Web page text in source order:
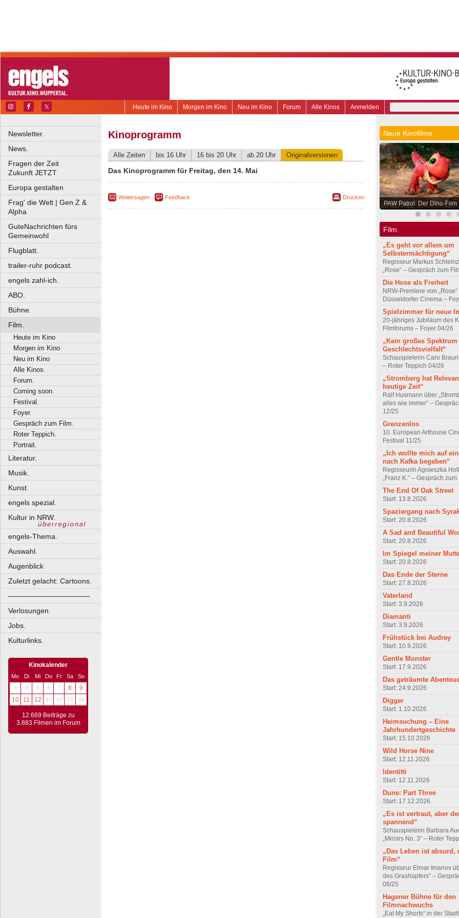
Anmelden
Alle Kinos
Forum
Neu im Kino
Morgen im Kino
Heute im Kino
Newsletter.
News.
Fragen der Zeit
Zukunft JETZT
Europa gestalten
Frag' die Welt | Gen Z &
Alpha
GuteNachrichten fürs
Gemeinwohl
Flugblatt.
trailer-ruhr podcast.
engels zahl-ich.
ABO.
Bühne.
Film.
Heute im Kino
Morgen im Kino
Neu im Kino
Alle Kinos.
Forum.
Coming soon.
Festival.
Foyer.
Gespräch zum Film.
Roter Teppich.
Portrait.
Literatur.
Musik.
Kunst.
engels spezial.
Kultur in NRW.
engels-Thema.
Auswahl.
Augenblick
Zuletzt gelacht: Cartoons.
––––––––––––––––––––
Verlosungen.
Jobs.
Kulturlinks.
Kinokalender
Mo Di Mi Do Fr Sa
So
3
4 5 6 7 8
9
10
11 12 13 14 15 16
12.669 Beiträge zu
3.883 Filmen im Forum
Kinoprogramm
Alle Zeiten bis 16 Uhr 16 bis 20 Uhr ab 20 Uhr Originalversionen
Das Kinoprogramm für Freitag, den 14. Mai
Weitersagen Feedback Drucken
Neue Kinofilme
PAW Patrol: Der Dino-Film
Film.
„Es geht vor allem um
Selbstermächtigung“
Regisseur Markus
„Rose“ – Gespräch zum
Die Hose als Freiheit
NRW-Premiere von „Rose“
Düsseldorfer Cinema –
Spielzimmer für neue
20-jähriges Jubiläum des
Filmforums – Foyer 04/26
„Kein großes Spektrum
Geschlechtsvielfalt“
Schauspielerin Caro Braun
– Roter Teppich 04/26
„Stromberg hat
heutige Zeit“
Ralf Husmann über
alles wie immer“ –
12/25
Grenzenlos
10. European Arthouse
Festival 11/25
„Ich wollte mich auf
nach Kafka begeben“
Regisseurin Agnieszka
„Franz K.“ – Gespräch
The End Of Oak Street
Start: 13.8.2026
Spaziergang nach
Start: 20.8.2026
A Sad and Beautiful
Start: 20.8.2026
Im Spiegel meiner
Start: 20.8.2026
Das Ende der Sterne
Start: 27.8.2026
Vaterland
Start: 3.9.2026
Diamanti
Start: 3.9.2026
Frühstück bei Audrey
Start: 10.9.2026
Gentle Monster
Start: 17.9.2026
Das geträumte
Start: 24.9.2026
Digger
Start: 1.10.2026
Heimsuchung – Eine
Jahrhundertgeschichte
Start: 15.10.2026
Wild Horse Nine
Start: 12.11.2026
Identitti
Start: 12.11.2026
Dune: Part Three
Start: 17.12.2026
„Es ist vertraut, aber
spannend“
Schauspielerin Barbara
„Miroirs No. 3“ – Roter
„Das Leben ist absurd,
Film“
Regisseur Elmar Imanov
des Grashüpfers“ –
08/25
Hagener Bühne für den
Filmnachwuchs
„Eat My Shorts“ in der